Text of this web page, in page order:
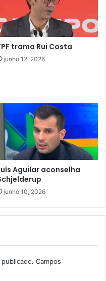
trama Rui Costa
junho 12, 2026
Aguilar aconselha
junho 10, 2026
Campos